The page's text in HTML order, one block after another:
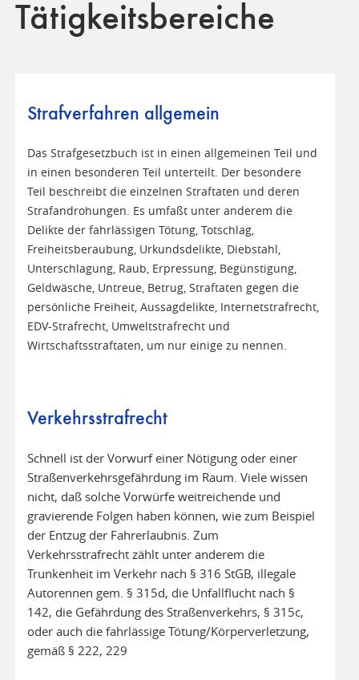
Tätigkeitsbereiche
Strafverfahren allgemein
Das Strafgesetzbuch ist in einen allgemeinen Teil und
in einen besonderen Teil unterteilt. Der besondere
Teil beschreibt die einzelnen Straftaten und deren
Strafandrohungen. Es umfaßt unter anderem die
Delikte der fahrlässigen Tötung, Totschlag,
Freiheitsberaubung, Urkundsdelikte, Diebstahl,
Unterschlagung, Raub, Erpressung, Begünstigung,
Geldwäsche, Untreue, Betrug, Straftaten gegen die
persönliche Freiheit, Aussagdelikte, Internetstrafrecht,
EDV-Strafrecht, Umweltstrafrecht und
Wirtschaftsstraftaten, um nur einige zu nennen.
Verkehrsstrafrecht
Schnell ist der Vorwurf einer Nötigung oder einer
Straßenverkehrsgefährdung im Raum. Viele wissen
nicht, daß solche Vorwürfe weitreichende und
gravierende Folgen haben können, wie zum Beispiel
der Entzug der Fahrerlaubnis. Zum
Verkehrsstrafrecht zählt unter anderem die
Trunkenheit im Verkehr nach § 316 StGB, illegale
Autorennen gem. § 315d, die Unfallflucht nach §
142, die Gefährdung des Straßenverkehrs, § 315c,
oder auch die fahrlässige Tötung/Körperverletzung,
gemäß § 222, 229